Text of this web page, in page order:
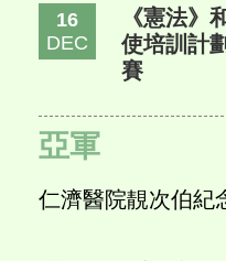
16
DEC
《憲法》
使培訓計
賽
亞軍
仁濟醫院靚次伯紀